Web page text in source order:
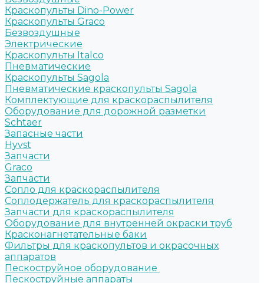
Краскопульты Dino-Power
Краскопульты Graco
Безвоздушные
Электрические
Краскопульты Italco
Пневматические
Краскопульты Sagola
Пневматические краскопульты Sagola
Комплектующие для краскораспылителя
Оборудование для дорожной разметки
Schtaer
Запасные части
Hyvst
Запчасти
Graco
Запчасти
Сопло для краскораспылителя
Соплодержатель для краскораспылителя
Запчасти для краскораспылителя
Оборудование для внутренней окраски труб
Красконагнетательные баки
Фильтры для краскопультов и окрасочных
аппаратов
Пескоструйное оборудование
Пескоструйные аппараты